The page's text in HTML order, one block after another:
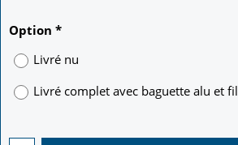
Option *
Livré nu
Livré complet avec baguette alu et fil